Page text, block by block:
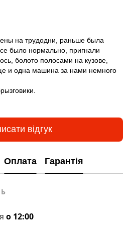
на трудодни, раньше была
было нормально, пригнали
болото полосами на кузове,
и одна машина за нами немного
відгук
Оплата Гарантія
о 12:00